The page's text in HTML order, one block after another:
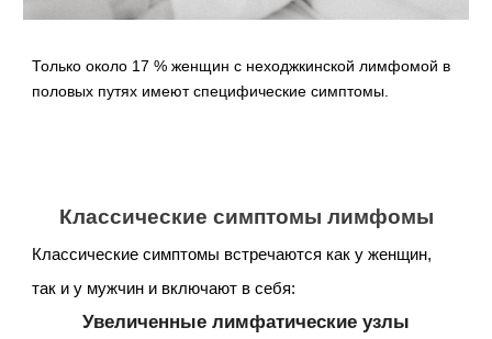
Только около 17 % женщин с неходжкинской лимфомой в
половых путях имеют специфические симптомы.
Классические симптомы лимфомы
Классические симптомы встречаются как у женщин,
так и у мужчин и включают в себя:
Увеличенные лимфатические узлы